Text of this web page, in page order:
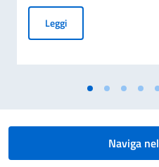
LeggiMESSAGGIO
Naviga